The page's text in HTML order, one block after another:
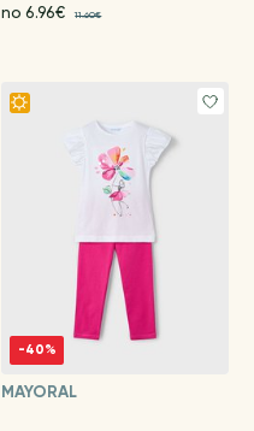
no 6.96€ 11.60€
-40%
MAYORAL